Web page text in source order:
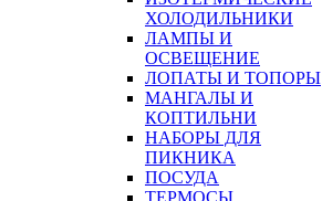
ХОЛОДИЛЬНИКИ
ЛАМПЫ И
ОСВЕЩЕНИЕ
ЛОПАТЫ И ТОПОРЫ
МАНГАЛЫ И
КОПТИЛЬНИ
НАБОРЫ ДЛЯ
ПИКНИКА
ПОСУДА
ТЕРМОСЫ